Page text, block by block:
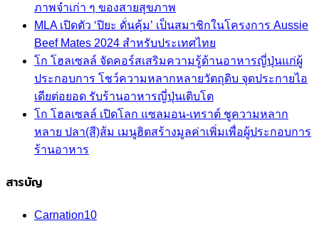
ภาพจำเก่า ๆ ของสายสุขภาพ
MLA เปิดตัว ‘ปิยะ ดั่นคุ้ม’ เป็นสมาชิกในโครงการ Aussie
Beef Mates 2024 สำหรับประเทศไทย
โก โฮลเซลล์ จัดคอร์สเสริมความรู้ด้านอาหารญี่ปุ่นแก่ผู้
ประกอบการ โชว์ความหลากหลายวัตถุดิบ จุดประกายไอ
เดียต่อยอด รับร้านอาหารญี่ปุ่นเติบโต
โก โฮลเซลล์ เปิดโลก แซลมอน-เทราต์ ชูความหลาก
หลาย ปลา(สี)ส้ม เมนูฮิตสร้างมูลค่าเพิ่มเพื่อผู้ประกอบการ
ร้านอาหาร
สารบัญ
Carnation10